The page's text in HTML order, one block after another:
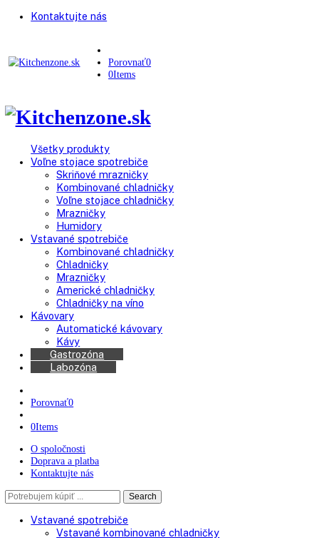
Kontaktujte nás
Porovnať
0Items
Všetky produkty
Voľne stojace spotrebiče
Skriňové mrazničky
Kombinované chladničky
Voľne stojace chladničky
Mrazničky
Humidory
Vstavané spotrebiče
Kombinované chladničky
Chladničky
Mrazničky
Americké chladničky
Chladničky na víno
Kávovary
Automatické kávovary
Labozóna
Porovnať0
0Items
O spoločnosti
Kontaktujte nás